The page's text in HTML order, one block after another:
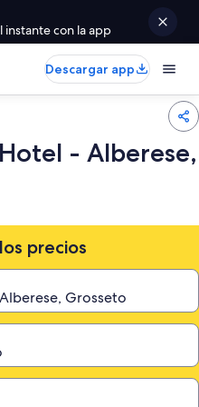
instante con la app
Descargar app
- Alberese,
precios